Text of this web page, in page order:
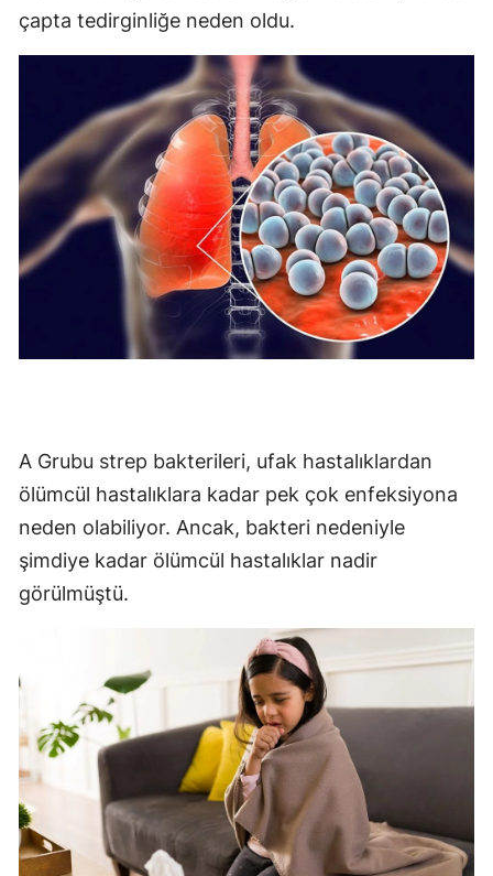
Mersin
İstanbul
İzmir
Kars
Kastamonu
Kayseri
Kocaeli
Konya
Kütahya
Mardin
Muğla
Muş
çapta tedirginliğe neden oldu.
A Grubu strep bakterileri, ufak hastalıklardan
ölümcül hastalıklara kadar pek çok enfeksiyona
neden olabiliyor. Ancak, bakteri nedeniyle
şimdiye kadar ölümcül hastalıklar nadir
görülmüştü.